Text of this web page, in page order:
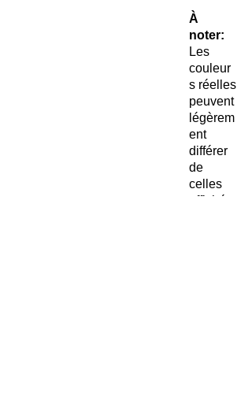
À
noter:
Les
couleur
s réelles
peuvent
légèrem
ent
différer
de
celles
affichée